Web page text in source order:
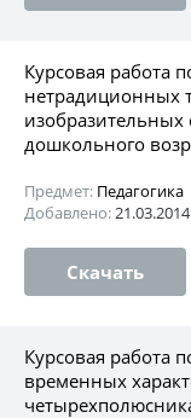
Курсовая работа
нетрадиционных
изобразительных
дошкольного
Предмет: Педагогика
Добавлено:21.03.2014
Скачать
Курсовая работа
временных